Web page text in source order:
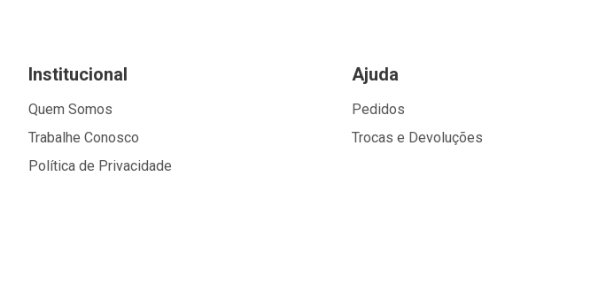
Institucional
Quem Somos
Trabalhe Conosco
Política de Privacidade
Ajuda
Pedidos
Trocas e Devoluções